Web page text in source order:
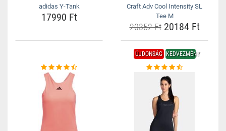
adidas Y-Tank
17990 Ft
Craft Adv Cool Intensity SL
Tee M
20352 Ft20184 Ft
ÚJDONSÁG KEDVEZMÉNY